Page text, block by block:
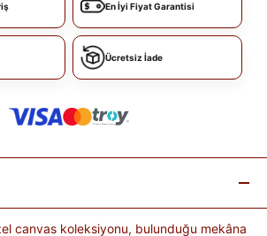
En İyi Fiyat Garantisi
Ücretsiz İade
canvas koleksiyonu, bulunduğu mekâna